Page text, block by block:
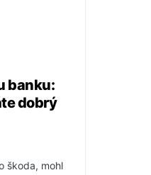
banku:
dobrý
škoda, mohl